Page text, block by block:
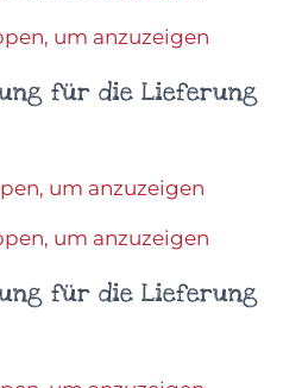
um anzuzeigen
für die Lieferung
um anzuzeigen
um anzuzeigen
für die Lieferung